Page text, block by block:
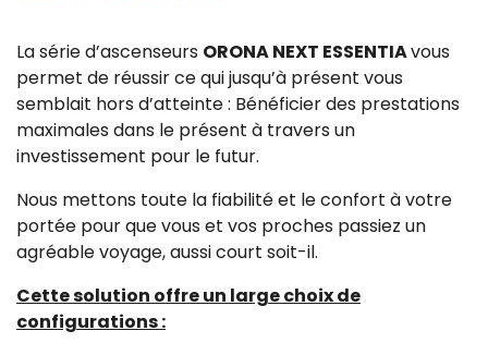
La série d’ascenseurs ORONA NEXT ESSENTIAvous
permet de réussir ce qui jusqu’à présent vous
semblait hors d’atteinte : Bénéficier des prestations
maximales dans le présent à travers un
investissement pour le futur.
Nous mettons toute la fiabilité et le confort à votre
portée pour que vous et vos proches passiez un
agréable voyage, aussi court soit-il.
Cette solution offre un large choix de
configurations :